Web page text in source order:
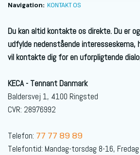
Navigation: KONTAKT OS
Du kan altid kontakte os direkte. Du er
udfylde nedenstående interesseskema,
vil kontakte dig for en uforpligtende
KECA - Tennant Danmark
Baldersvej 1, 4100 Ringsted
CVR: 28976992
Telefon: 77 77 89 89
Telefontid: Mandag-torsdag 8-16,